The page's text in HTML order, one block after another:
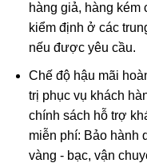
hàng giả, hàng
kiểm định ở các
nếu được yêu cầu.
Chế độ hậu mãi
trị phục vụ khách
chính sách hỗ trợ
miễn phí: Bảo hành
vàng - bạc, vận